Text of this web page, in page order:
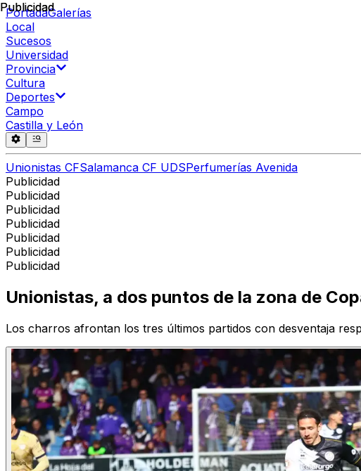
PortadaGalerías
Local
Sucesos
Universidad
Provincia
Cultura
Deportes
Campo
Castilla y León
Unionistas CFSalamanca CF UDSPerfumerías Avenida
Publicidad
Publicidad
Publicidad
Publicidad
Publicidad
Publicidad
Publicidad
Publicidad
Unionistas, a dos puntos de la zona de
Los charros afrontan los tres últimos partidos con desventaja
Publicidad